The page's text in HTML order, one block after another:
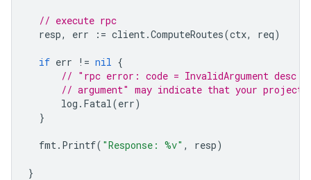
// execute rpc
resp, err := client.ComputeRoutes(ctx, req)
if err != nil {
// "rpc error: code = InvalidArgument desc
// argument" may indicate that your project
log . Fatal(err)
}
fmt. Printf( "Response: %v" , resp)
}